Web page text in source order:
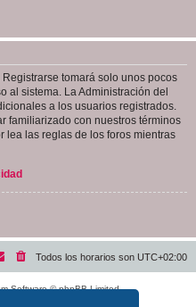
tomará solo unos pocos
al sistema. La Administración del
a los usuarios registrados.
familiarizado con nuestros términos
lea las reglas de los foros mientras
Todos los horarios son UTC+02:00
Software © phpBB Limited